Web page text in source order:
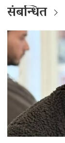
संबन्धित